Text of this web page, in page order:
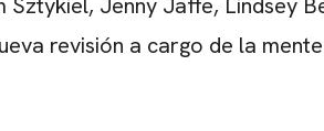
revisión a cargo de la